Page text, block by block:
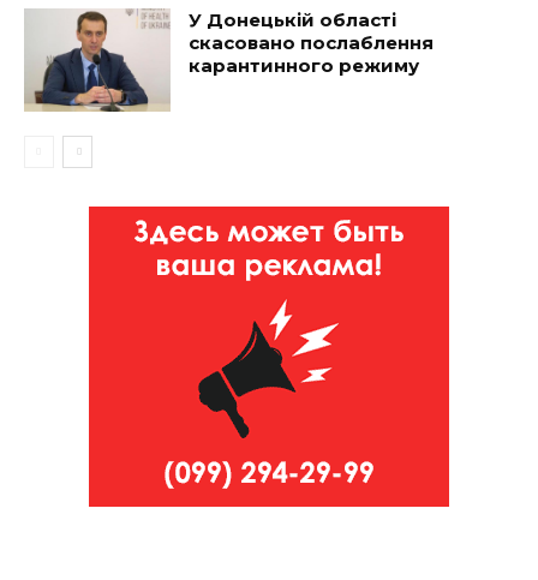
У Донецькій області
скасовано послаблення
карантинного режиму